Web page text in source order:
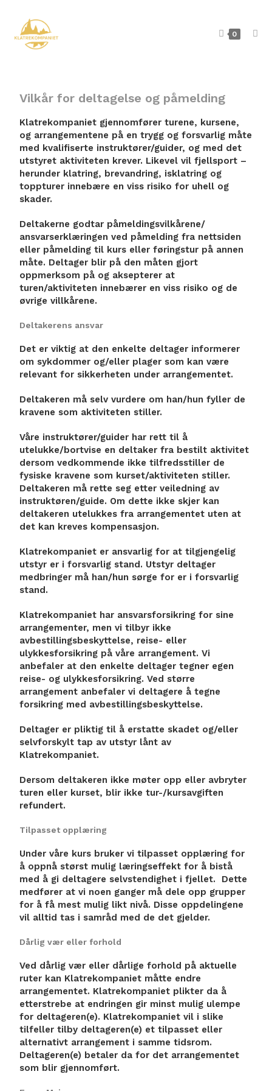
0
Vilkår for deltagelse og påmelding
Klatrekompaniet gjennomfører turene, kursene,
og arrangementene på en trygg og forsvarlig måte
med kvalifiserte instruktører/guider, og med det
utstyret aktiviteten krever. Likevel vil fjellsport –
herunder klatring, brevandring, isklatring og
toppturer innebære en viss risiko for uhell og
skader.
Deltakerne godtar påmeldingsvilkårene/
ansvarserklæringen ved påmelding fra nettsiden
eller påmelding til kurs eller føringstur på annen
måte. Deltager blir på den måten gjort
oppmerksom på og aksepterer at
turen/aktiviteten innebærer en viss risiko og de
øvrige villkårene.
Deltakerens ansvar
Det er viktig at den enkelte deltager informerer
om sykdommer og/eller plager som kan være
relevant for sikkerheten under arrangementet.
Deltakeren må selv vurdere om han/hun fyller de
kravene som aktiviteten stiller.
Våre instruktører/guider har rett til å
utelukke/bortvise en deltaker fra bestilt aktivitet
dersom vedkommende ikke tilfredsstiller de
fysiske kravene som kurset/aktiviteten stiller.
Deltakeren må rette seg etter veiledning av
instruktøren/guide. Om dette ikke skjer kan
deltakeren utelukkes fra arrangementet uten at
det kan kreves kompensasjon.
Klatrekompaniet er ansvarlig for at tilgjengelig
utstyr er i forsvarlig stand. Utstyr deltager
medbringer må han/hun sørge for er i forsvarlig
stand.
Klatrekompaniet har ansvarsforsikring for sine
arrangementer, men vi tilbyr ikke
avbestillingsbeskyttelse, reise- eller
ulykkesforsikring på våre arrangement. Vi
anbefaler at den enkelte deltager tegner egen
reise- og ulykkesforsikring. Ved større
arrangement anbefaler vi deltagere å tegne
forsikring med avbestillingsbeskyttelse.
Deltager er pliktig til å erstatte skadet og/eller
selvforskylt tap av utstyr lånt av
Klatrekompaniet.
Dersom deltakeren ikke møter opp eller avbryter
turen eller kurset, blir ikke tur-/kursavgiften
refundert.
Tilpasset opplæring
Under våre kurs bruker vi tilpasset opplæring for
å oppnå størst mulig læringseffekt for å bistå
med å gi deltagere selvstendighet i fjellet. Dette
medfører at vi noen ganger må dele opp grupper
for å få mest mulig likt nivå. Disse oppdelingene
vil alltid tas i samråd med de det gjelder.
Dårlig vær eller forhold
Ved dårlig vær eller dårlige forhold på aktuelle
ruter kan Klatrekompaniet måtte endre
arrangementet. Klatrekompaniet plikter da å
etterstrebe at endringen gir minst mulig ulempe
for deltageren(e). Klatrekompaniet vil i slike
tilfeller tilby deltageren(e) et tilpasset eller
alternativt arrangement i samme tidsrom.
Deltageren(e) betaler da for det arrangementet
som blir gjennomført.